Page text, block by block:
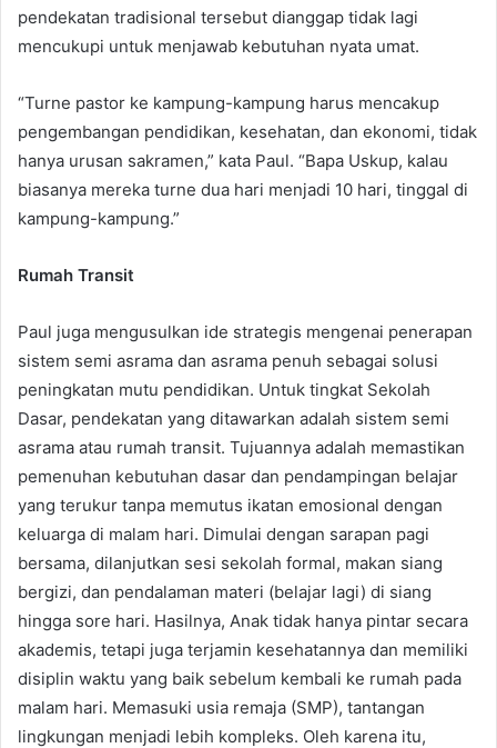
pendekatan tradisional tersebut dianggap tidak lagi
mencukupi untuk menjawab kebutuhan nyata umat.
“Turne pastor ke kampung-kampung harus mencakup
pengembangan pendidikan, kesehatan, dan ekonomi, tidak
hanya urusan sakramen,” kata Paul. “Bapa Uskup, kalau
biasanya mereka turne dua hari menjadi 10 hari, tinggal di
kampung-kampung.”
Rumah Transit
Paul juga mengusulkan ide strategis mengenai penerapan
sistem semi asrama dan asrama penuh sebagai solusi
peningkatan mutu pendidikan. Untuk tingkat Sekolah
Dasar, pendekatan yang ditawarkan adalah sistem semi
asrama atau rumah transit. Tujuannya adalah memastikan
pemenuhan kebutuhan dasar dan pendampingan belajar
yang terukur tanpa memutus ikatan emosional dengan
keluarga di malam hari. Dimulai dengan sarapan pagi
bersama, dilanjutkan sesi sekolah formal, makan siang
bergizi, dan pendalaman materi (belajar lagi) di siang
hingga sore hari. Hasilnya, Anak tidak hanya pintar secara
akademis, tetapi juga terjamin kesehatannya dan memiliki
disiplin waktu yang baik sebelum kembali ke rumah pada
malam hari. Memasuki usia remaja (SMP), tantangan
lingkungan menjadi lebih kompleks. Oleh karena itu,